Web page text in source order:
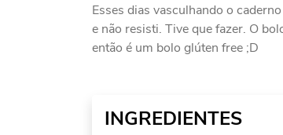
Esses dias vasculhando o
e não resisti. Tive que fazer. O
então é um bolo glúten free ;D
INGREDIENTES